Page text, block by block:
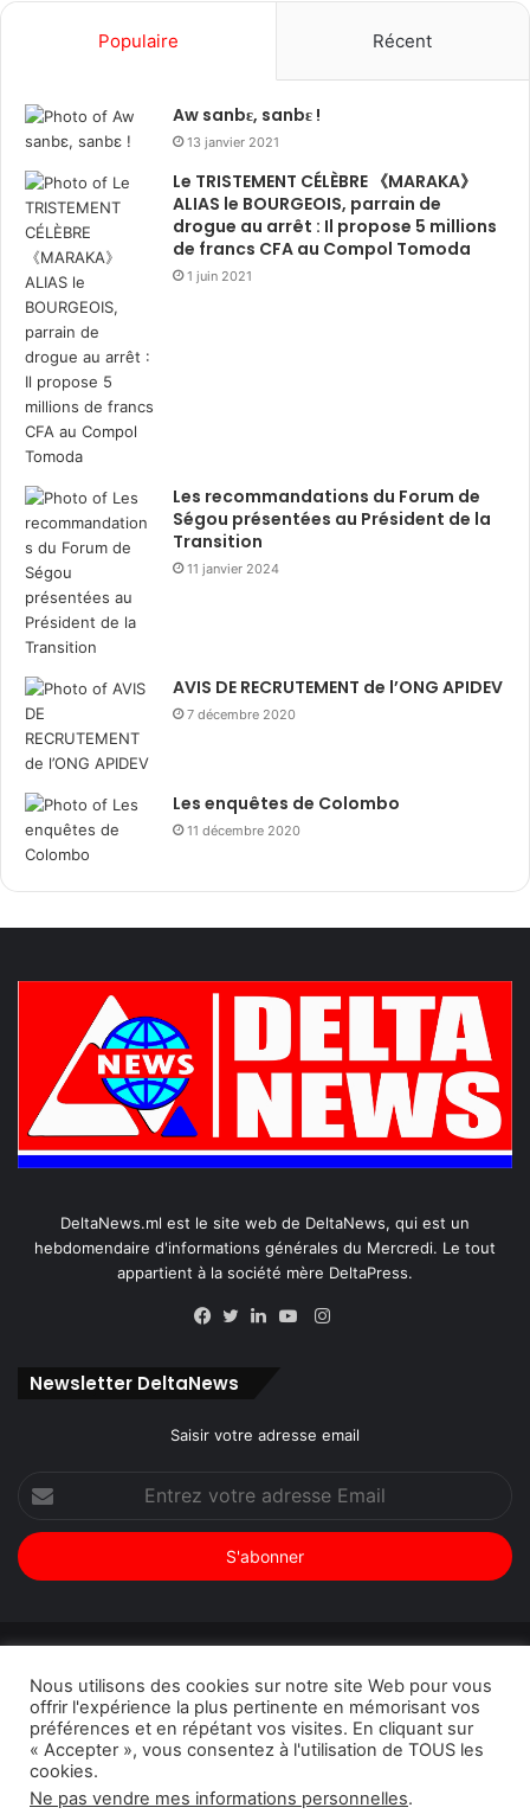
Populaire Récent
Aw sanbɛ, sanbɛ !
13 janvier 2021
Le TRISTEMENT CÉLÈBRE 《MARAKA》
ALIAS le BOURGEOIS, parrain de
drogue au arrêt : Il propose 5 millions
de francs CFA au Compol Tomoda
1 juin 2021
Les recommandations du Forum de
Ségou présentées au Président de la
Transition
11 janvier 2024
AVIS DE RECRUTEMENT de l’ONG APIDEV
7 décembre 2020
Les enquêtes de Colombo
11 décembre 2020
DeltaNews.ml est le site web de DeltaNews, qui est un
hebdomendaire d'informations générales du Mercredi. Le tout
appartient à la société mère DeltaPress.
Instagram
Newsletter DeltaNews
Saisir votre adresse email
votre
adresse
Email
DeltaPress| ConceptionDoucSoft Technologies
Annonces
Contact Politique de confidentialité
Facebook
TwitterLinkedinYouTubeInstagram
Nous utilisons des cookies sur notre site Web pour vous
offrir l'expérience la plus pertinente en mémorisant vos
préférences et en répétant vos visites. En cliquant sur
« Accepter », vous consentez à l'utilisation de TOUS les
cookies.
Ne pas vendre mes informations personnelles.